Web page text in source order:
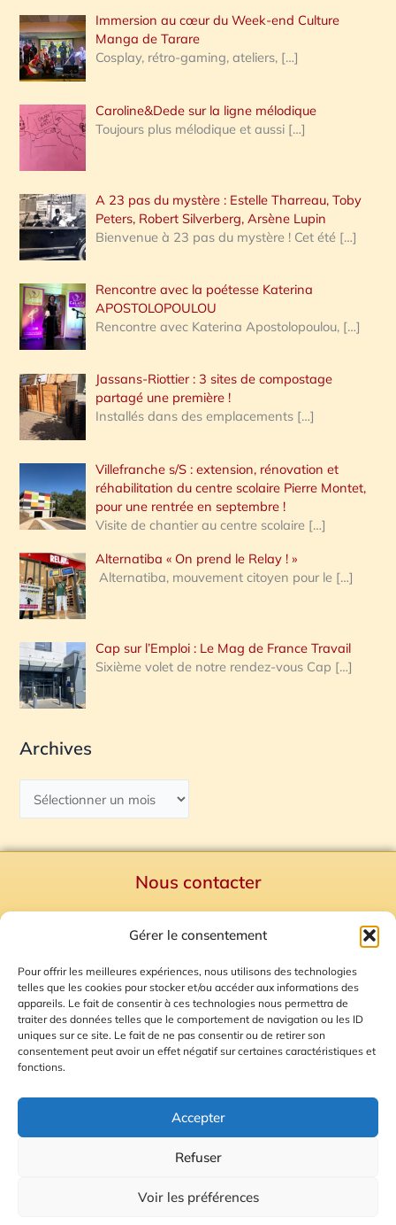
Gérer le consentement
Pour offrir les meilleures expériences, nous utilisons des technologies
telles que les cookies pour stocker et/ou accéder aux informations des
appareils. Le fait de consentir à ces technologies nous permettra de
traiter des données telles que le comportement de navigation ou les ID
uniques sur ce site. Le fait de ne pas consentir ou de retirer son
consentement peut avoir un effet négatif sur certaines caractéristiques et
fonctions.
Accepter
Refuser
Voir les préférences
:
Immersion au cœur du Week-end Culture
Manga de Tarare
Cosplay, rétro-gaming, ateliers, […]
Caroline&Dede sur la ligne mélodique
Toujours plus mélodique et aussi […]
A 23 pas du mystère : Estelle Tharreau, Toby
Peters, Robert Silverberg, Arsène Lupin
Bienvenue à 23 pas du mystère ! Cet été […]
Rencontre avec la poétesse Katerina
APOSTOLOPOULOU
Rencontre avec Katerina Apostolopoulou, […]
Jassans-Riottier : 3 sites de compostage
partagé une première !
Installés dans des emplacements […]
Villefranche s/S : extension, rénovation et
réhabilitation du centre scolaire Pierre Montet,
pour une rentrée en septembre !
Visite de chantier au centre scolaire […]
Alternatiba « On prend le Relay ! »
Alternatiba, mouvement citoyen pour le […]
Cap sur l’Emploi : Le Mag de France Travail
Sixième volet de notre rendez-vous Cap […]
Archives
Nous contacter
Mentions Légales
Plan du site
Gestion des Cookies
© 2026 Radio Calade